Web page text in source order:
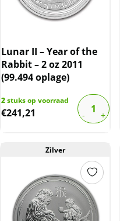
Lunar II – Year of the
Rabbit – 2 oz 2011
(99.494 oplage)
2stuks op voorraad
€241,21
Zilver